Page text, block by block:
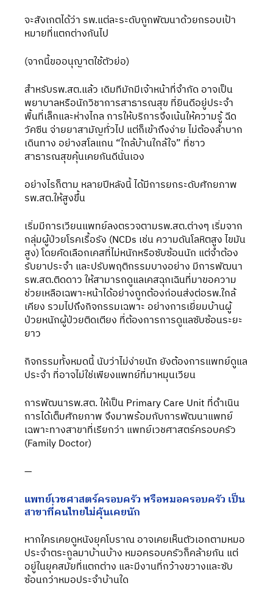
จะสังเกตได้ว่า รพ.แต่ละระดับถูกพัฒนาด้วยกรอบเป้า
หมายที่แตกต่างกันไป
(จากนี้ขออนุญาตใช้ตัวย่อ)
สำหรับรพ.สต.แล้ว เดิมทีมักมีเจ้าหน้าที่จำกัด อาจเป็น
พยาบาลหรือนักวิชาการสาธารณสุข ที่ยินดีอยู่ประจำ
พื้นที่เล็กและห่างไกล การให้บริการจึงเน้นให้ความรู้ ฉีด
วัคซีน จ่ายยาสามัญทั่วไป แต่ก็เข้าถึงง่าย ไม่ต้องลำบาก
เดินทาง อย่างสโลแกน “ใกล้บ้านใกล้ใจ” ที่ชาว
สาธารณสุขคุ้นเคยกันดีนั่นเอง
อย่างไรก็ตาม หลายปีหลังนี้ ได้มีการยกระดับศักยภาพ
รพ.สต.ให้สูงขึ้น
เริ่มมีการเวียนแพทย์ลงตรวจตามรพ.สต.ต่างๆ เริ่มจาก
กลุ่มผู้ป่วยโรคเรื้อรัง (NCDs เช่น ความดันโลหิตสูง ไขมัน
สูง) โดยคัดเลือกเคสที่ไม่หนักหรือซับซ้อนนัก แต่จำต้อง
รับยาประจำ และปรับพฤติกรรมบางอย่าง มีการพัฒนา
รพ.สต.ติดดาว ให้สามารถดูแลเคสฉุกเฉินที่มาขอความ
ช่วยเหลือเฉพาะหน้าได้อย่างถูกต้องก่อนส่งต่อรพ.ใกล้
เคียง รวมไปถึงกิจกรรมเฉพาะ อย่างการเยี่ยมบ้านผู้
ป่วยหนักผู้ป่วยติดเตียง ที่ต้องการการดูแลซับซ้อนระยะ
ยาว
กิจกรรมทั้งหมดนี้ นับว่าไม่ง่ายนัก ยังต้องการแพทย์ดูแล
ประจำ ที่อาจไม่ใช่เพียงแพทย์ที่มาหมุนเวียน
การพัฒนารพ.สต. ให้เป็น Primary Care Unit ที่ดำเนิน
การได้เต็มศักยภาพ จึงมาพร้อมกับการพัฒนาแพทย์
เฉพาะทางสาขาที่เรียกว่า แพทย์เวชศาสตร์ครอบครัว
(Family Doctor)
—
แพทย์เวชศาสตร์ครอบครัว หรือหมอครอบครัว เป็น
สาขาที่คนไทยไม่คุ้นเคยนัก
หากใครเคยดูหนังยุคโบราณ อาจเคยเห็นตัวเอกตามหมอ
ประจำตระกูลมาบ้านบ้าง หมอครอบครัวก็คล้ายกัน แต่
อยู่ในยุคสมัยที่แตกต่าง และมีงานที่กว้างขวางและซับ
ซ้อนกว่าหมอประจำบ้านใด